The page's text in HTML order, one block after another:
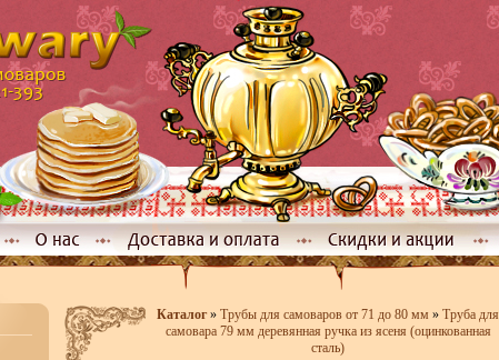
Каталог» Трубы для самоваров от 71 до 80 мм » Труба для
самовара 79 мм деревянная ручка из ясеня (оцинкованная
сталь)